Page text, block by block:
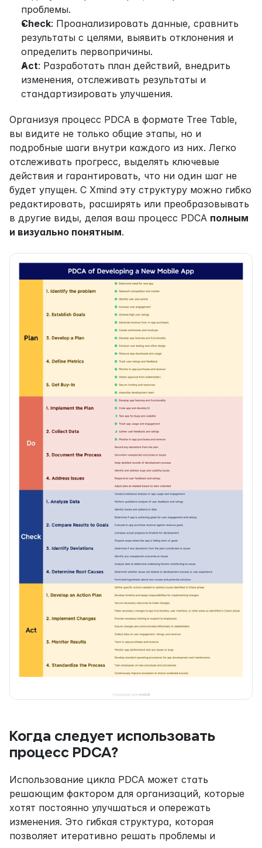
проблемы.
Check: Проанализировать данные, сравнить
результаты с целями, выявить отклонения и
определить первопричины.
Act: Разработать план действий, внедрить
изменения, отслеживать результаты и
стандартизировать улучшения.
Организуя процесс PDCA в формате Tree Table,
вы видите не только общие этапы, но и
подробные шаги внутри каждого из них. Легко
отслеживать прогресс, выделять ключевые
действия и гарантировать, что ни один шаг не
будет упущен. С Xmind эту структуру можно гибко
редактировать, расширять или преобразовывать
в другие виды, делая ваш процесс PDCA полным
и визуально понятным.
Когда следует использовать
процесс PDCA?
Использование цикла PDCA может стать
решающим фактором для организаций, которые
хотят постоянно улучшаться и опережать
изменения. Это гибкая структура, которая
позволяет итеративно решать проблемы и